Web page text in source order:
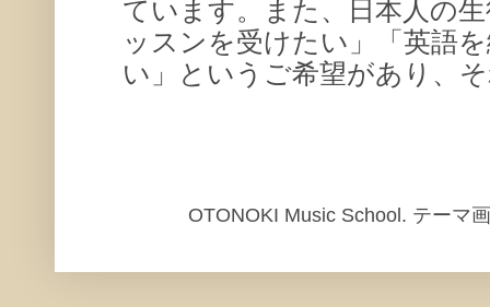
ています。また、日本人の
ッスンを受けたい」「英語
い」というご希望があり、
OTONOKI Music School. テーマ